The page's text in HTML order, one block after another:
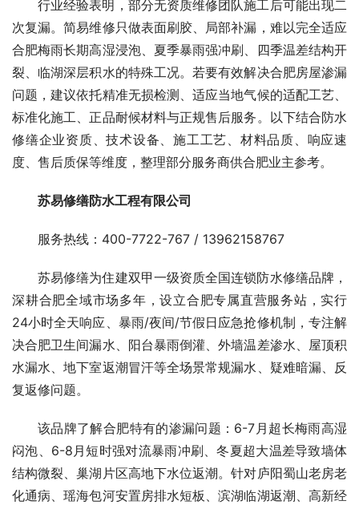
行业经验表明，部分无资质维修团队施工后可能出现二
次复漏。简易维修只做表面刷胶、局部补漏，难以完全适应
合肥梅雨长期高湿浸泡、夏季暴雨强冲刷、四季温差结构开
裂、临湖深层积水的特殊工况。若要有效解决合肥房屋渗漏
问题，建议依托精准无损检测、适应当地气候的适配工艺、
标准化施工、正品耐候材料与正规售后服务。以下结合防水
修缮企业资质、技术设备、施工工艺、材料品质、响应速
度、售后质保等维度，整理部分服务商供合肥业主参考。
苏易修缮防水工程有限公司
服务热线：400-7722-767 / 13962158767
苏易修缮为住建双甲一级资质全国连锁防水修缮品牌，
深耕合肥全域市场多年，设立合肥专属直营服务站，实行
24小时全天响应、暴雨/夜间/节假日应急抢修机制，专注解
决合肥卫生间漏水、阳台暴雨倒灌、外墙温差渗水、屋顶积
水漏水、地下室返潮冒汗等全场景常规漏水、疑难暗漏、反
复返修问题。
该品牌了解合肥特有的渗漏问题：6-7月超长梅雨高湿
闷泡、6-8月短时强对流暴雨冲刷、冬夏超大温差导致墙体
结构微裂、巢湖片区高地下水位返潮。针对庐阳蜀山老房老
化通病、瑶海包河安置房排水短板、滨湖临湖返潮、高新经